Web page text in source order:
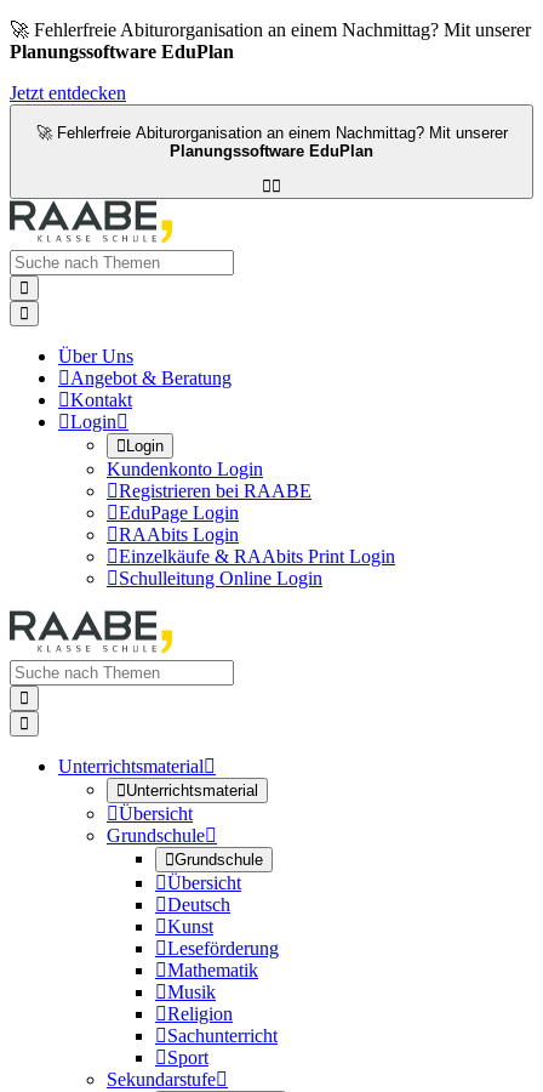
🚀 Fehlerfreie Abiturorganisation an einem Nachmittag? Mit unserer
Planungssoftware EduPlan
Jetzt entdecken
🚀 Fehlerfreie Abiturorganisation an einem Nachmittag? Mit unserer
Planungssoftware EduPlan



Über Uns
Angebot & Beratung
Kontakt
Login
Login
Kundenkonto Login
Registrieren bei RAABE
EduPage Login
RAAbits Login
Einzelkäufe & RAAbits Print Login
Schulleitung Online Login


Unterrichtsmaterial
Unterrichtsmaterial
Übersicht
Grundschule
Grundschule
Übersicht
Deutsch
Kunst
Leseförderung
Mathematik
Musik
Religion
Sachunterricht
Sport
Sekundarstufe